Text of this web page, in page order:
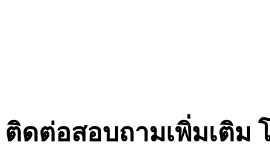
ติดต่อสอบถามเพิ่มเติม